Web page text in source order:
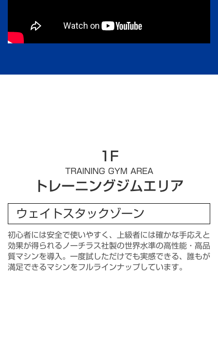
1F
TRAINING GYM AREA
トレーニングジムエリア
ウェイトスタックゾーン
初心者には安全で使いやすく、上級者には確かな手応えと
効果が得られるノーチラス社製の世界水準の高性能・高品
質マシンを導入。一度試しただけでも実感できる、誰もが
満足できるマシンをフルラインナップしています。